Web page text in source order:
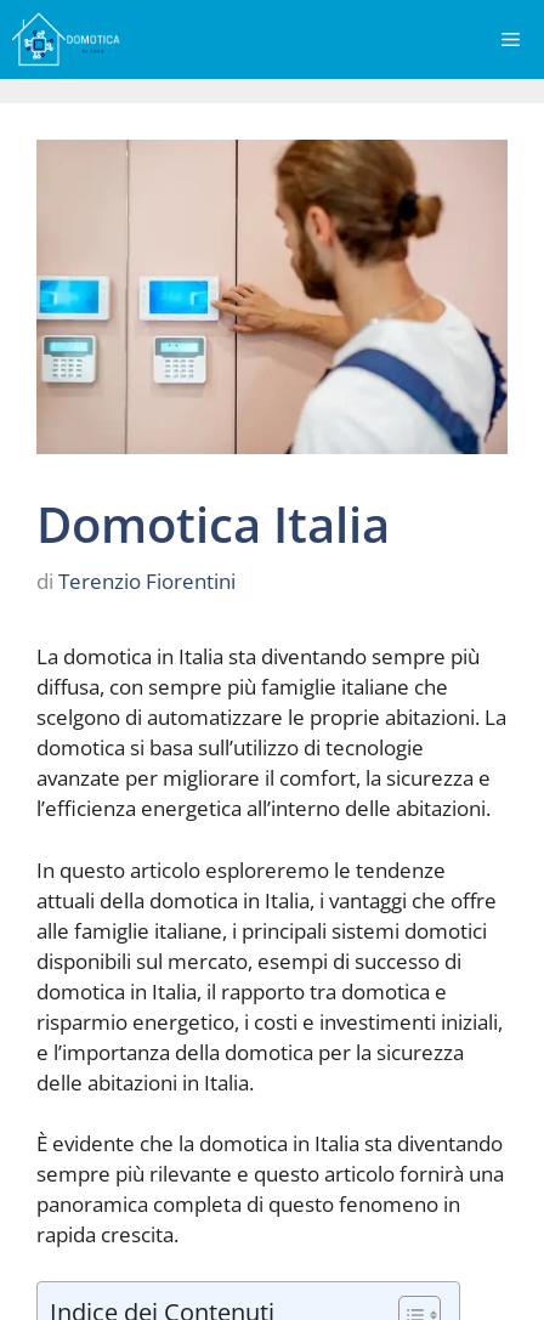
Vai
al
contenuto
Domotica Italia
di Terenzio Fiorentini
La domotica in Italia sta diventando sempre più
diffusa, con sempre più famiglie italiane che
scelgono di automatizzare le proprie abitazioni. La
domotica si basa sull’utilizzo di tecnologie
avanzate per migliorare il comfort, la sicurezza e
l’efficienza energetica all’interno delle abitazioni.
In questo articolo esploreremo le tendenze
attuali della domotica in Italia, i vantaggi che offre
alle famiglie italiane, i principali sistemi domotici
disponibili sul mercato, esempi di successo di
domotica in Italia, il rapporto tra domotica e
risparmio energetico, i costi e investimenti iniziali,
e l’importanza della domotica per la sicurezza
delle abitazioni in Italia.
È evidente che la domotica in Italia sta diventando
sempre più rilevante e questo articolo fornirà una
panoramica completa di questo fenomeno in
rapida crescita.
Indice dei Contenuti